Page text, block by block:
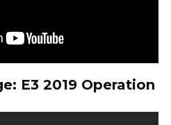
E3 2019 Operation